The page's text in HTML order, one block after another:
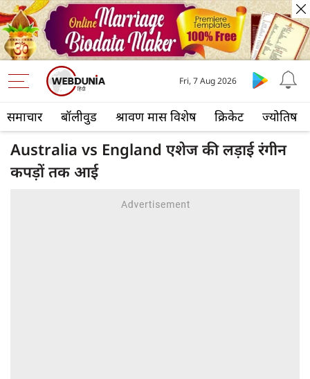
समाचार बॉलीवुड श्रावण मास विशेष क्रिकेट ज्योतिष
Fri, 7 Aug 2026
Australia vs England एशेज की लड़ाई रंगीन
कपड़ों तक आई